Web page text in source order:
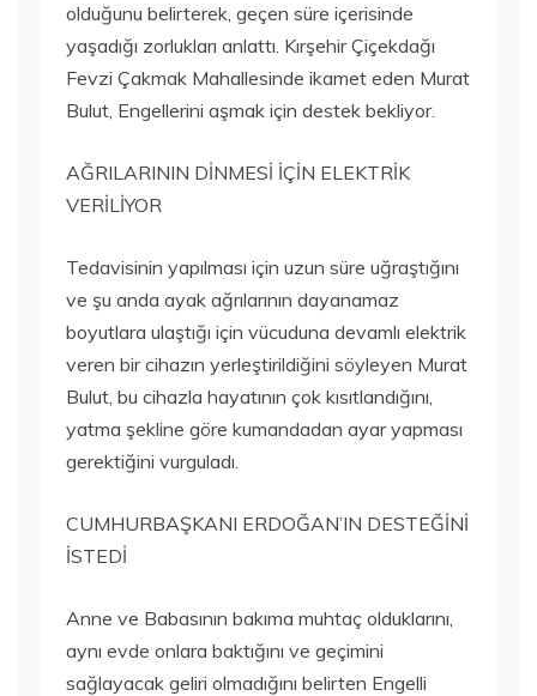
olduğunu belirterek, geçen süre içerisinde
yaşadığı zorlukları anlattı. Kırşehir Çiçekdağı
Fevzi Çakmak Mahallesinde ikamet eden Murat
Bulut, Engellerini aşmak için destek bekliyor.
AĞRILARININ DİNMESİ İÇİN ELEKTRİK
VERİLİYOR
Tedavisinin yapılması için uzun süre uğraştığını
ve şu anda ayak ağrılarının dayanamaz
boyutlara ulaştığı için vücuduna devamlı elektrik
veren bir cihazın yerleştirildiğini söyleyen Murat
Bulut, bu cihazla hayatının çok kısıtlandığını,
yatma şekline göre kumandadan ayar yapması
gerektiğini vurguladı.
CUMHURBAŞKANI ERDOĞAN’IN DESTEĞİNİ
İSTEDİ
Anne ve Babasının bakıma muhtaç olduklarını,
aynı evde onlara baktığını ve geçimini
sağlayacak geliri olmadığını belirten Engelli